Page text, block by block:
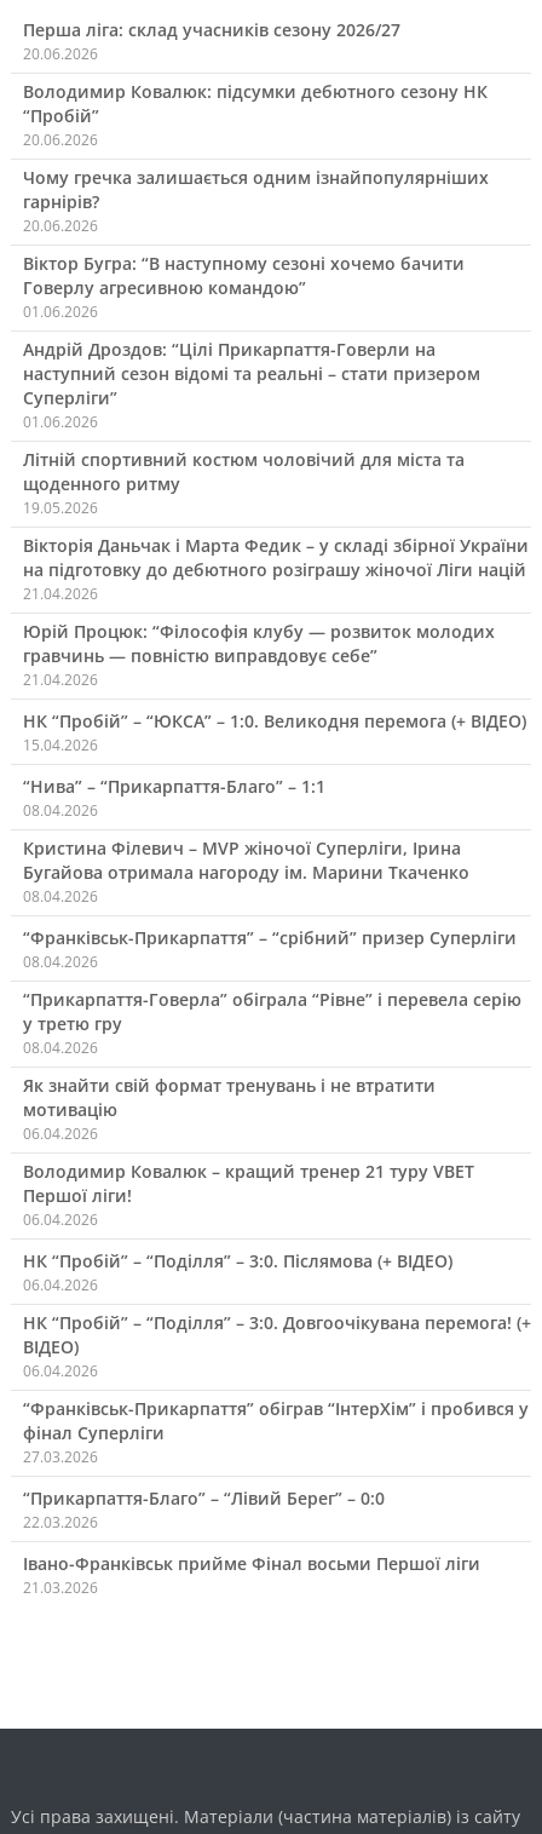
Перша ліга: склад учасників сезону 2026/27
20.06.2026
Володимир Ковалюк: підсумки дебютного сезону НК
“Пробій”
20.06.2026
Чому гречка залишається одним ізнайпопулярніших
гарнірів?
20.06.2026
Віктор Бугра: “В наступному сезоні хочемо бачити
Говерлу агресивною командою”
01.06.2026
Андрій Дроздов: “Цілі Прикарпаття-Говерли на
наступний сезон відомі та реальні – стати призером
Суперліги”
01.06.2026
Літній спортивний костюм чоловічий для міста та
щоденного ритму
19.05.2026
Вікторія Даньчак і Марта Федик – у складі збірної України
на підготовку до дебютного розіграшу жіночої Ліги націй
21.04.2026
Юрій Процюк: “Філософія клубу — розвиток молодих
гравчинь — повністю виправдовує себе”
21.04.2026
НК “Пробій” – “ЮКСА” – 1:0. Великодня перемога (+ ВІДЕО)
15.04.2026
“Нива” – “Прикарпаття-Благо” – 1:1
08.04.2026
Кристина Філевич – MVP жіночої Суперліги, Ірина
Бугайова отримала нагороду ім. Марини Ткаченко
08.04.2026
“Франківськ-Прикарпаття” – “срібний” призер Суперліги
08.04.2026
“Прикарпаття-Говерла” обіграла “Рівне” і перевела серію
у третю гру
08.04.2026
Як знайти свій формат тренувань і не втратити
мотивацію
06.04.2026
Володимир Ковалюк – кращий тренер 21 туру VBET
Першої ліги!
06.04.2026
НК “Пробій” – “Поділля” – 3:0. Післямова (+ ВІДЕО)
06.04.2026
НК “Пробій” – “Поділля” – 3:0. Довгоочікувана перемога! (+
ВІДЕО)
06.04.2026
“Франківськ-Прикарпаття” обіграв “ІнтерХім” і пробився у
фінал Суперліги
27.03.2026
“Прикарпаття-Благо” – “Лівий Берег” – 0:0
22.03.2026
Івано-Франківськ прийме Фінал восьми Першої ліги
21.03.2026
Усі права захищені. Матеріали (частина матеріалів) із сайту